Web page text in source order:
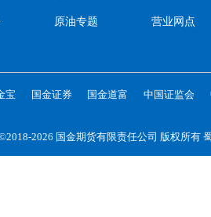
原油专题 营业网点
宝 国金证券 国金道富 中国证监会
2026 国金期货有限责任公司 版权所有